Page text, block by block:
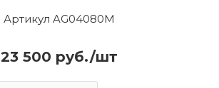
Артикул AG04080M
23 500 руб./шт